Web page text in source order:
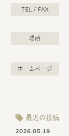
TEL / FAX
場所
ホームページ
最近の投稿
2026.05.19